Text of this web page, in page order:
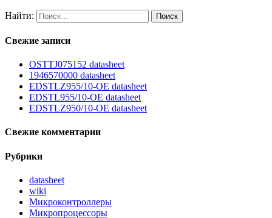
Найти:
Свежие записи
OSTTJ075152 datasheet
1946570000 datasheet
EDSTLZ955/10-OE datasheet
EDSTL955/10-OE datasheet
EDSTLZ950/10-OE datasheet
Свежие комментарии
Рубрики
datasheet
wiki
Микроконтроллеры
Микропроцессоры